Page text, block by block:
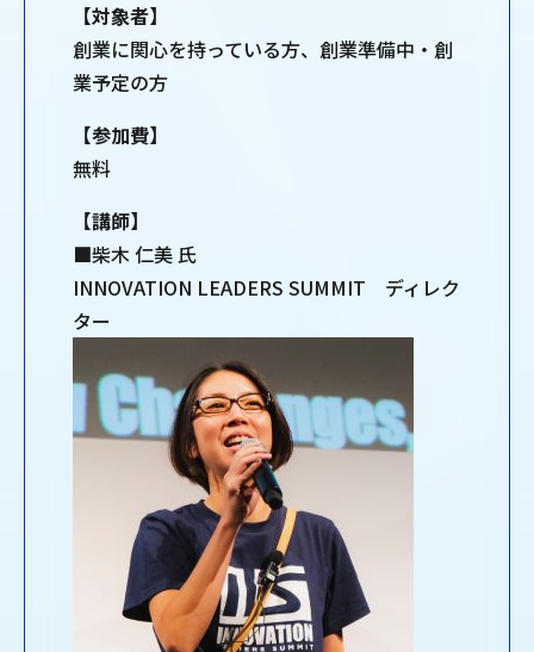
【対象者】
創業に関心を持っている方、創業準備中・創
業予定の方
【参加費】
無料
【講師】
■柴木 仁美 氏
INNOVATION LEADERS SUMMIT ディレク
ター